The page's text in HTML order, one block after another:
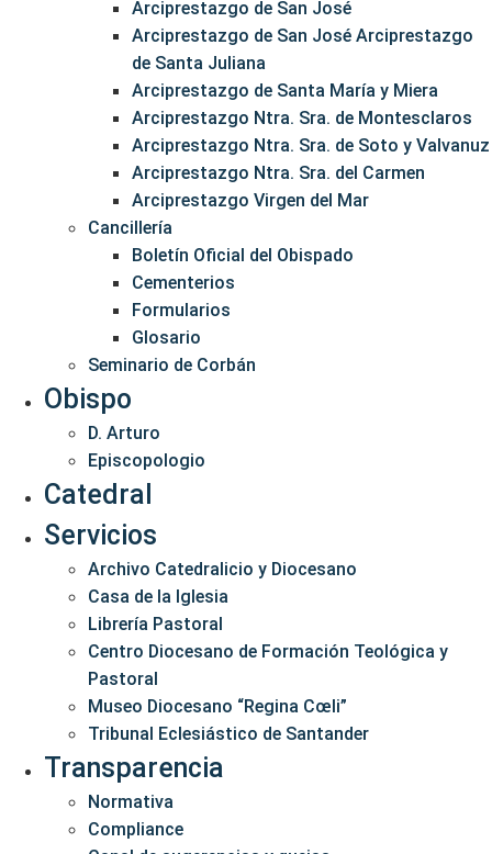
Arciprestazgo de San José
Arciprestazgo de San José Arciprestazgo
de Santa Juliana
Arciprestazgo de Santa María y Miera
Arciprestazgo Ntra. Sra. de Montesclaros
Arciprestazgo Ntra. Sra. de Soto y Valvanuz
Arciprestazgo Ntra. Sra. del Carmen
Arciprestazgo Virgen del Mar
Cancillería
Boletín Oficial del Obispado
Cementerios
Formularios
Glosario
Seminario de Corbán
Obispo
D. Arturo
Episcopologio
Catedral
Servicios
Archivo Catedralicio y Diocesano
Casa de la Iglesia
Librería Pastoral
Centro Diocesano de Formación Teológica y
Pastoral
Museo Diocesano “Regina Cœli”
Tribunal Eclesiástico de Santander
Transparencia
Normativa
Compliance